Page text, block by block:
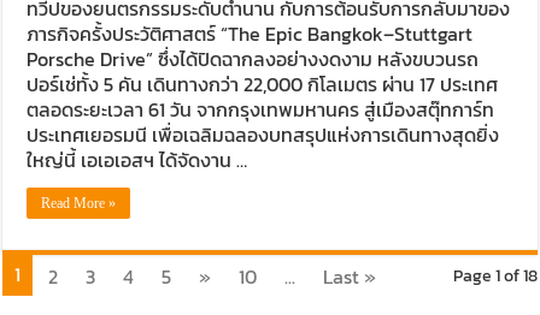
ทวีปของยนตรกรรมระดับตำนาน กับการต้อนรับการกลับมาของ
ภารกิจครั้งประวัติศาสตร์ “The Epic Bangkok–Stuttgart
Porsche Drive” ซึ่งได้ปิดฉากลงอย่างงดงาม หลังขบวนรถ
ปอร์เช่ทั้ง 5 คัน เดินทางกว่า 22,000 กิโลเมตร ผ่าน 17 ประเทศ
ตลอดระยะเวลา 61 วัน จากกรุงเทพมหานคร สู่เมืองสตุ๊ทการ์ท
ประเทศเยอรมนี เพื่อเฉลิมฉลองบทสรุปแห่งการเดินทางสุดยิ่ง
ใหญ่นี้ เอเอเอสฯ ได้จัดงาน …
Read More »
Page 1 of 18
1 2 3 4 5 » 10 ... Last »